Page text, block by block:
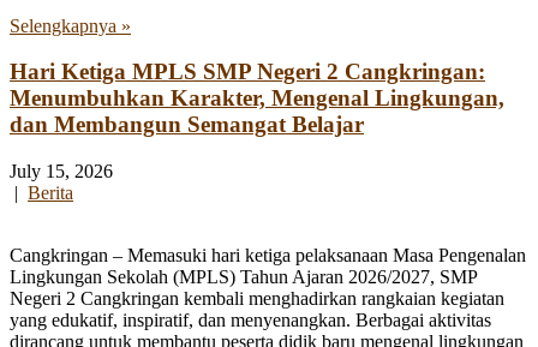
Selengkapnya »
Hari Ketiga MPLS SMP Negeri 2 Cangkringan:
Menumbuhkan Karakter, Mengenal Lingkungan,
dan Membangun Semangat Belajar
July 15, 2026
| Berita
Cangkringan – Memasuki hari ketiga pelaksanaan Masa Pengenalan
Lingkungan Sekolah (MPLS) Tahun Ajaran 2026/2027, SMP
Negeri 2 Cangkringan kembali menghadirkan rangkaian kegiatan
yang edukatif, inspiratif, dan menyenangkan. Berbagai aktivitas
dirancang untuk membantu peserta didik baru mengenal lingkungan